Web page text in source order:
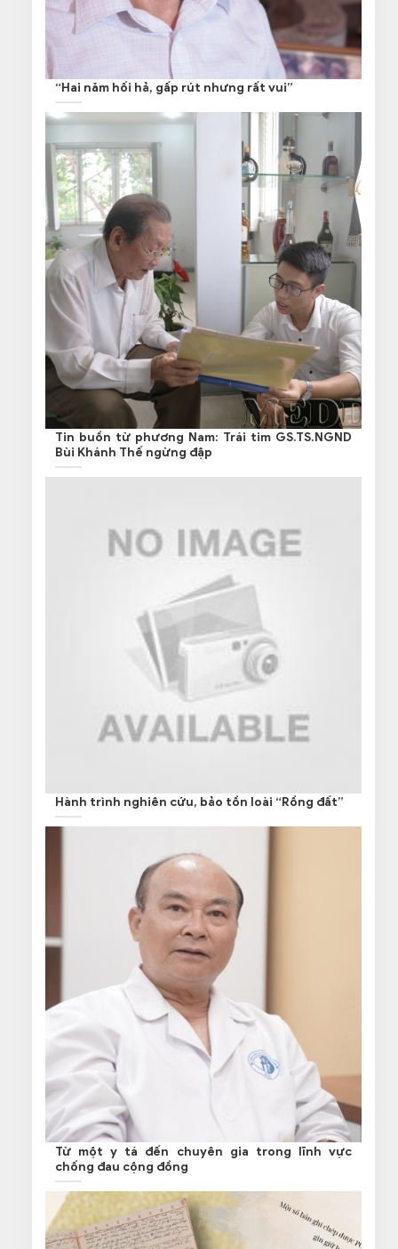
“Hai năm hối hả, gấp rút nhưng rất vui”
Tin buồn từ phương Nam: Trái tim GS.TS.NGND
Bùi Khánh Thế ngừng đập
Hành trình nghiên cứu, bảo tồn loài “Rồng đất”
Từ một y tá đến chuyên gia trong lĩnh vực
chống đau cộng đồng